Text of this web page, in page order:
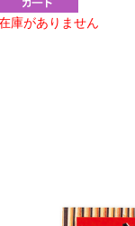
庫がありません